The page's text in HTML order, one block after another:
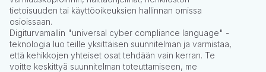
tietoisuuden tai käyttöoikeuksien hallinnan omissa
osioissaan.
Digiturvamallin "universal cyber compliance language" -
teknologia luo teille yksittäisen suunnitelman ja varmistaa,
että kehikkojen yhteiset osat tehdään vain kerran. Te
voitte keskittyä suunnitelman toteuttamiseen, me